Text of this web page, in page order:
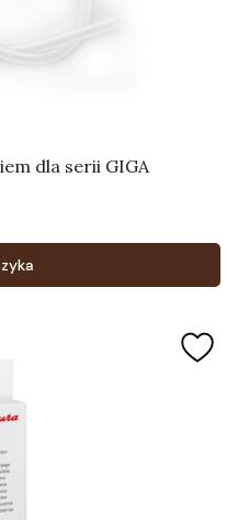
dla serii GIGA